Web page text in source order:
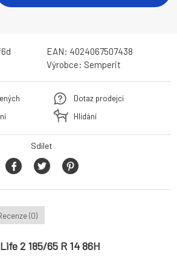
EAN: 4024067507438
Výrobce: Semperit
Dotaz prodejci
Hlídání
Sdílet
(0)
2 185/65 R 14 86H